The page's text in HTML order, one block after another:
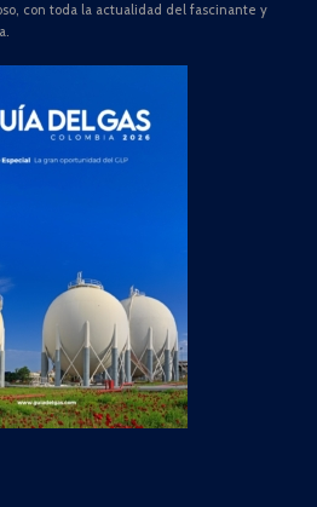
con toda la actualidad del fascinante y